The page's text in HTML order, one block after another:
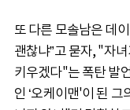
또 다른 모솔남은 데
괜찮냐”고 묻자, "자
키우겠다"는 폭탄 발
인 ‘오케이맨'이 된